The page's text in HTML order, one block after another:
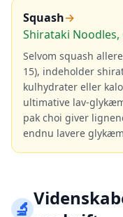
Squash→
Shirataki Noodles,
Selvom squash
15), indeholder
kulhydrater eller
ultimative lav-
pak choi giver
endnu lavere
🔬